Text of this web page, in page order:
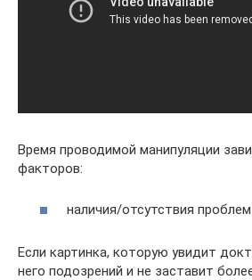
Время проводимой манипуляции
факторов:
наличия/отсутствия
Если картинка, которую увидит
него подозрений и не заставит